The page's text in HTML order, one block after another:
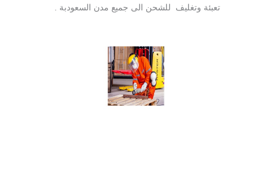
تعبئة وتغليف للشحن الى جميع مدن السعودبة .